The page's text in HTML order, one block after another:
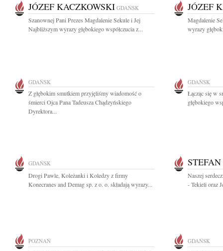
JÓZEF KACZKOWSKI GDAŃSK
Szanownej Pani Prezes Magdalenie Sekule i Jej
Najbliższym wyrazy głębokiego współczucia z...
JÓZEF
Magdalenie
wyrazy
GDAŃSK
Z głębokim smutkiem przyjęliśmy wiadomość o
śmierci Ojca Pana Tadeusza Chądzyńskiego
Dyrektora...
GDAŃSK
Łącząc się w
głębokiego
GDAŃSK
Drogi Pawle, Koleżanki i Koledzy z firmy
Konecranes and Demag sp. z o. o. składają wyrazy...
Naszej
- Tekieli oraz
POZNAŃ GDAŃSK